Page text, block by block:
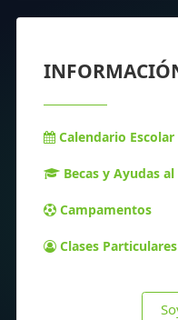
Calendario Escolar
Becas y Ayudas
Campamentos
Clases Particulares